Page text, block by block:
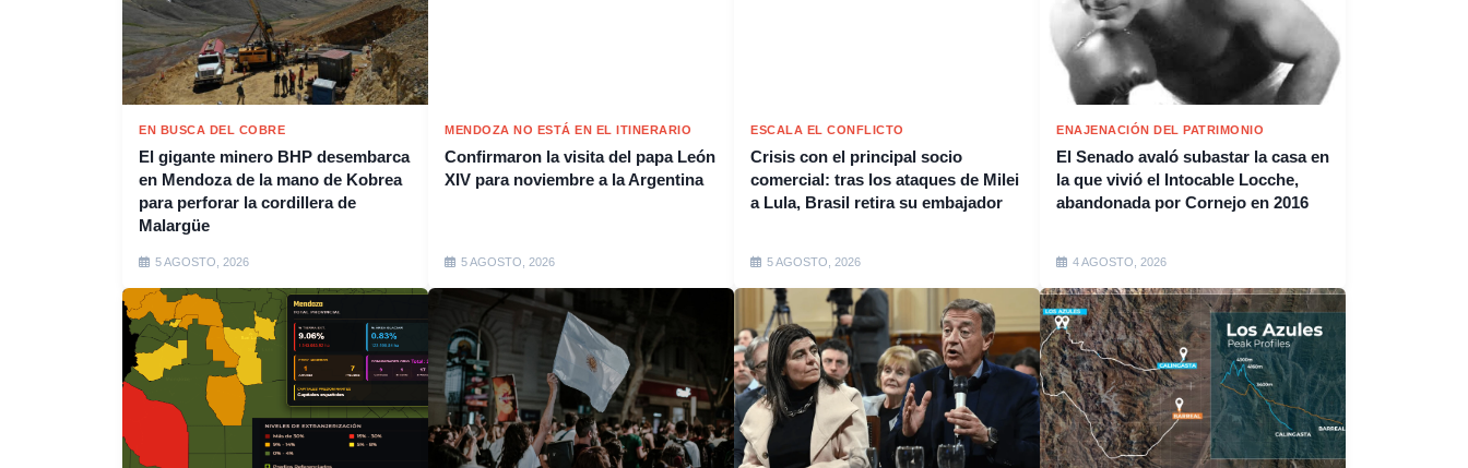
EN BUSCA DEL COBRE
El gigante minero BHP desembarca
en Mendoza de la mano de Kobrea
para perforar la cordillera de
Malargüe
5 AGOSTO, 2026
MENDOZA NO ESTÁ EN EL ITINERARIO
Confirmaron la visita del papa León
XIV para noviembre a la Argentina
5 AGOSTO, 2026
ESCALA EL CONFLICTO
Crisis con el principal socio
comercial: tras los ataques de Milei
a Lula, Brasil retira su embajador
5 AGOSTO, 2026
ENAJENACIÓN DEL PATRIMONIO
El Senado avaló subastar la casa en
la que vivió el Intocable Locche,
abandonada por Cornejo en 2016
4 AGOSTO, 2026